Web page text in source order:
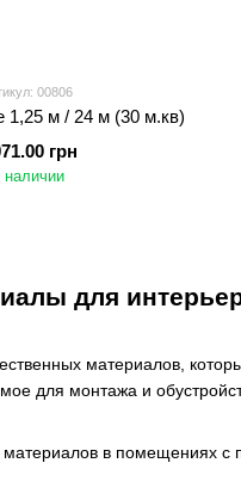
для
материалов,
для монтажа и
в помещениях с
00806
1,25 м / 24 м (30 м.кв)
грн
наличии